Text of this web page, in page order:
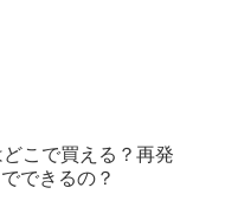
こで買える？再発
できるの？